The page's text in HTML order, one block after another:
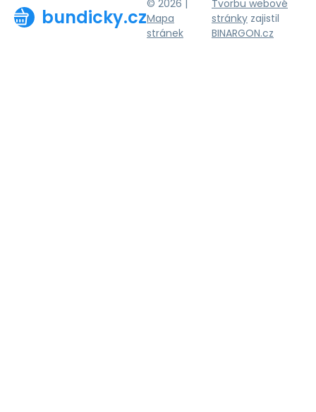
bundicky.cz
© 2026 |
Mapa
stránek
Tvorbu webové
stránky zajistil
BINARGON.cz